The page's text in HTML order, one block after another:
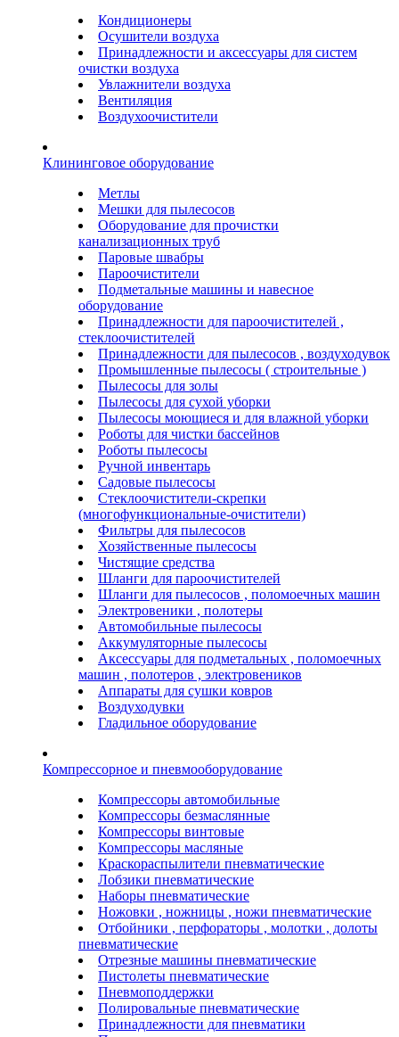
Кондиционеры
Осушители воздуха
Принадлежности и аксессуары для систем
очистки воздуха
Увлажнители воздуха
Вентиляция
Воздухоочистители
Клининговое оборудование
Метлы
Мешки для пылесосов
Оборудование для прочистки
канализационных труб
Паровые швабры
Пароочистители
Подметальные машины и навесное
оборудование
Принадлежности для пароочистителей ,
стеклоочистителей
Принадлежности для пылесосов , воздуходувок
Промышленные пылесосы ( строительные )
Пылесосы для золы
Пылесосы для сухой уборки
Пылесосы моющиеся и для влажной уборки
Роботы для чистки бассейнов
Роботы пылесосы
Ручной инвентарь
Садовые пылесосы
Стеклоочистители-скрепки
(многофункциональные-очистители)
Фильтры для пылесосов
Хозяйственные пылесосы
Чистящие средства
Шланги для пароочистителей
Шланги для пылесосов , поломоечных машин
Электровеники , полотеры
Автомобильные пылесосы
Аккумуляторные пылесосы
Аксессуары для подметальных , поломоечных
машин , полотеров , электровеников
Аппараты для сушки ковров
Воздуходувки
Гладильное оборудование
Компрессорное и пневмооборудование
Компрессоры автомобильные
Компрессоры безмаслянные
Компрессоры винтовые
Компрессоры масляные
Краскораспылители пневматические
Лобзики пневматические
Наборы пневматические
Ножовки , ножницы , ножи пневматические
Отбойники , перфораторы , молотки , долоты
пневматические
Отрезные машины пневматические
Пистолеты пневматические
Пневмоподдержки
Полировальные пневматические
Принадлежности для пневматики